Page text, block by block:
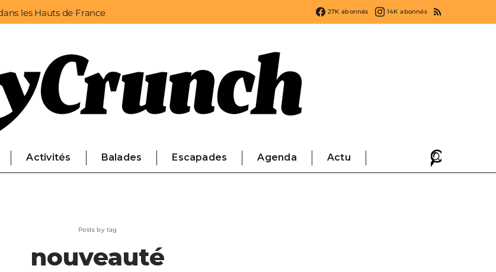
les Hauts de France 27K abonnés 14K abonnés
Activités Balades Escapades Agenda Actu
Posts by tag
nouveauté